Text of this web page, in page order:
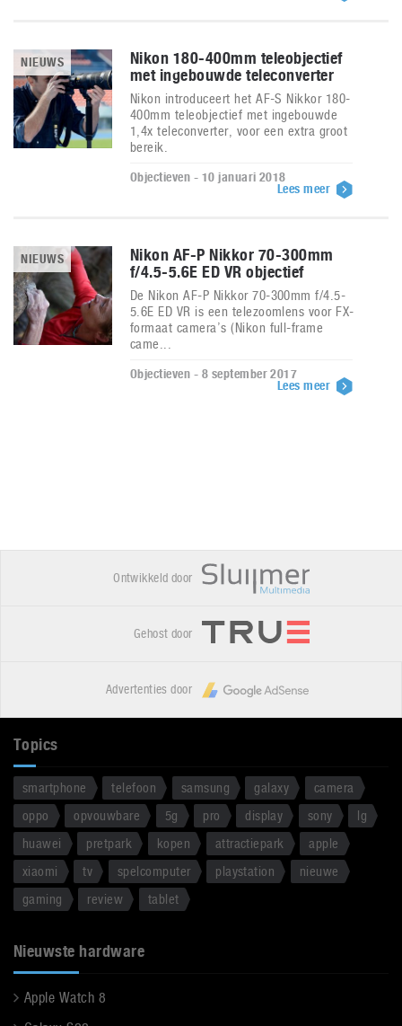
NIEUWS
Nikon 180-400mm teleobjectief
met ingebouwde teleconverter
Nikon introduceert het AF-S Nikkor 180-
400mm teleobjectief met ingebouwde
1,4x teleconverter, voor een extra groot
bereik.
Objectieven - 10 januari 2018
Lees meer
NIEUWS
Nikon AF-P Nikkor 70-300mm
f/4.5-5.6E ED VR objectief
De Nikon AF-P Nikkor 70-300mm f/4.5-
5.6E ED VR is een telezoomlens voor FX-
formaat camera’s (Nikon full-frame
came...
Objectieven - 8 september 2017
Lees meer
Ontwikkeld door
Gehost door
Advertenties door
Topics
smartphone telefoon samsung galaxy
camera
oppo
opvouwbare 5g pro display sony
lg
huawei
pretpark kopen attractiepark
apple
xiaomi
tv spelcomputer playstation
nieuwe
gaming
review tablet
Nieuwste hardware
Apple Watch 8